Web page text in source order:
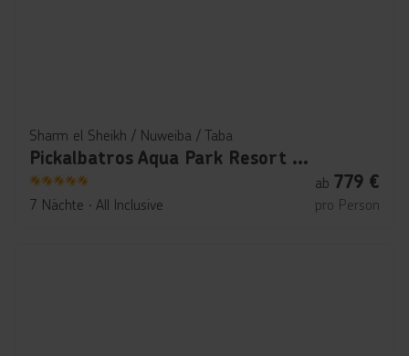
Sharm el Sheikh / Nuweiba / Taba
Pickalbatros Aqua Park Resort - Sharm El Sheikh
5
7 Nächte ∙ All Inclusive
ab 779 €
pro Person